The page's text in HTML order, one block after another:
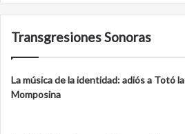
Transgresiones Sonoras
La música de la identidad: adiós a Totó la
Momposina